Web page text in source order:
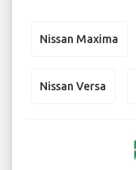
Nissan Maxima
Nissan Versa